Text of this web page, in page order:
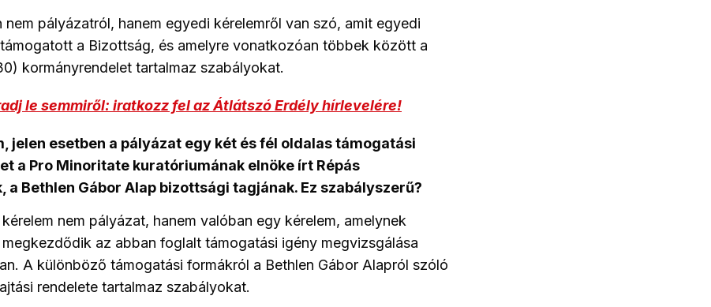
nem pályázatról, hanem egyedi kérelemről van szó, amit egyedi
a Bizottság, és amelyre vonatkozóan többek között a
kormányrendelet tartalmaz szabályokat.
le semmiről: iratkozz fel az Átlátszó Erdély hírlevelére!
jelen esetben a pályázat egy két és fél oldalas támogatási
a Pro Minoritate kuratóriumának elnöke írt Répás
a Bethlen Gábor Alap bizottsági tagjának. Ez szabályszerű?
nem pályázat, hanem valóban egy kérelem, amelynek
az abban foglalt támogatási igény megvizsgálása
A különböző támogatási formákról a Bethlen Gábor Alapról szóló
rendelete tartalmaz szabályokat.